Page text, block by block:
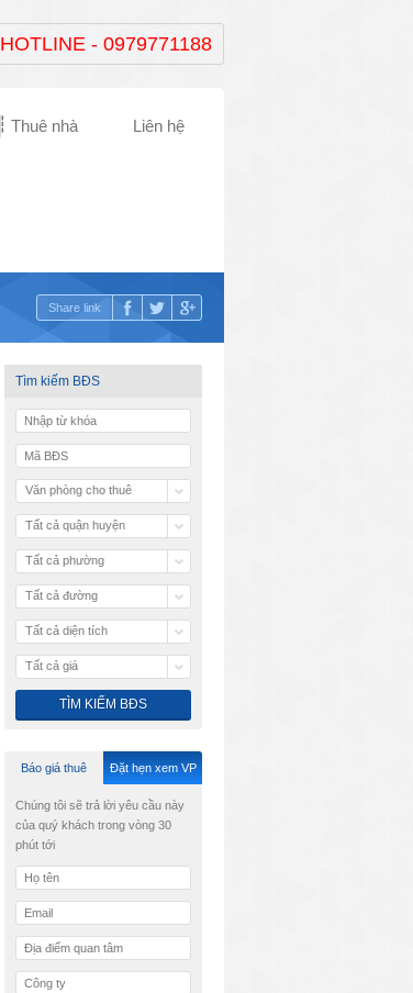
HOTLINE - 0979771188
Thuê nhà Liên hệ
Share link
Tìm kiếm BĐS
Văn phòng cho thuê
Tất cả quận huyện
Tất cả phường
Tất cả đường
Tất cả diện tích
Tất cả giá
Báo giá thuê Đặt hẹn xem VP
Chúng tôi sẽ trả lời yêu cầu này
của quý khách trong vòng 30
phút tới